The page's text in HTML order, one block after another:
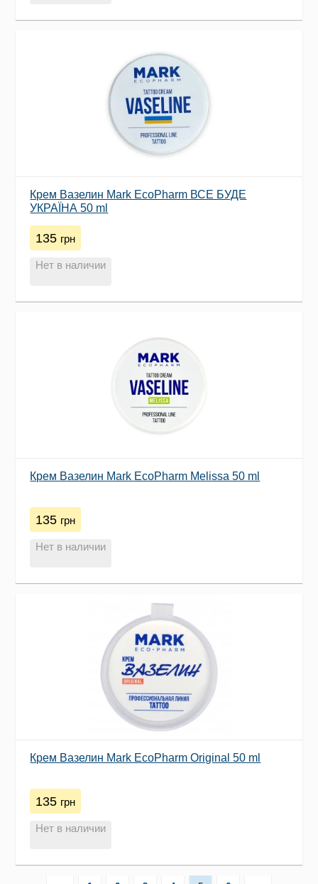
Крем Вазелин Mark EcoPharm ВСЕ БУДЕ
УКРАЇНА 50 ml
135 грн
Нет в наличии
Крем Вазелин Mark EcoPharm Melissa 50 ml
135 грн
Нет в наличии
Крем Вазелин Mark EcoPharm Original 50 ml
135 грн
Нет в наличии